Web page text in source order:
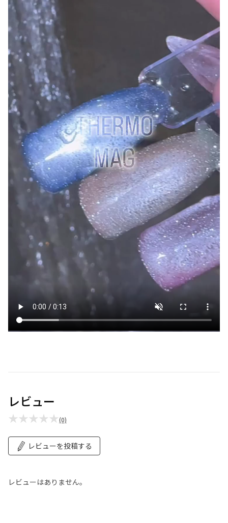
レビュー
★★★★★(0)
レビューを投稿する
レビューはありません。